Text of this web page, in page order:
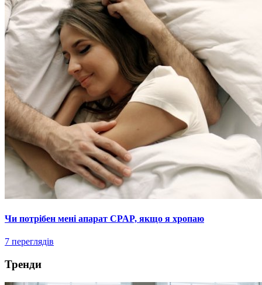
Чи потрібен мені апарат CPAP, якщо я хропаю
7 переглядів
Тренди